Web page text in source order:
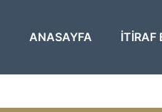
ANASAYFA ITIRAF